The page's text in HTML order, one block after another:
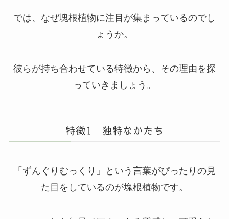
では、なぜ塊根植物に注目が集まっているのでし
ょうか。
彼らが持ち合わせている特徴から、その理由を探
っていきましょう。
特徴1 独特なかたち
「ずんぐりむっくり」という言葉がぴったりの見
た目をしているのが塊根植物です。